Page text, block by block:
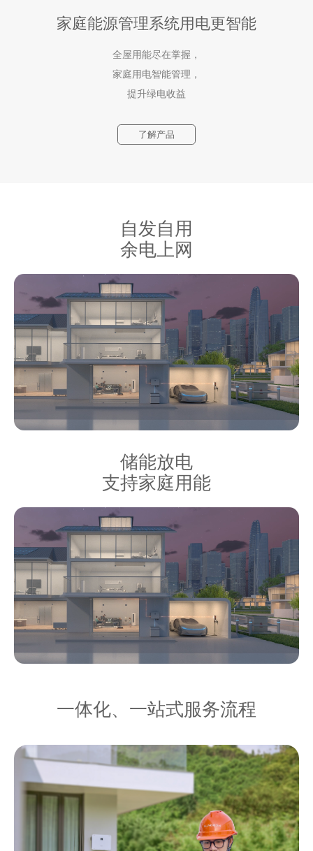
家庭能源管理系统用电更智能
全屋用能尽在掌握，
家庭用电智能管理，
提升绿电收益
了解产品
自发自用
余电上网
储能放电
支持家庭用能
一体化、一站式服务流程